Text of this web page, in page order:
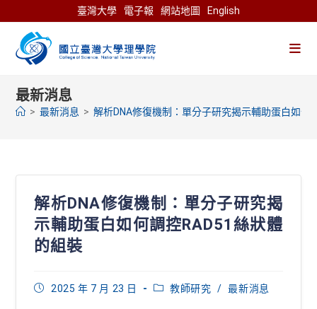
to
content
臺灣大學 電子報 網站地圖 English
最新消息
> 最新消息 > 解析DNA修復機制：單分子研究揭示輔助蛋白如何
解析DNA修復機制：單分子研究揭
示輔助蛋白如何調控RAD51絲狀體
的組裝
Post2025 年 7 月 23 日
Post教師研究 / 最新消息